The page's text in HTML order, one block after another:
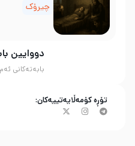
دووایین
بابەتەکانی
چیرۆک
تۆڕە کۆمەڵایەتییەکان: